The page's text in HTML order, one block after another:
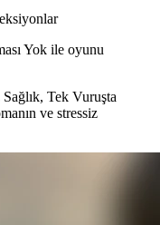
Yok ile oyunu
Sağlık, Tek Vuruşta
ve stressiz